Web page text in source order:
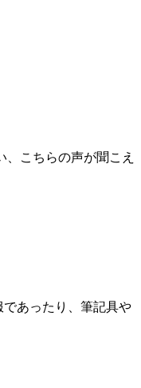
、こちらの声が聞こえ
あったり、筆記具や